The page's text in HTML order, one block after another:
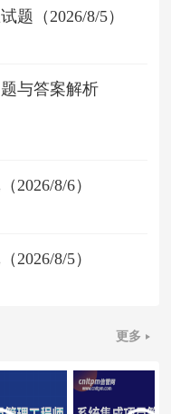
题（2026/8/5）
与答案解析
2026/8/6）
2026/8/5）
更多